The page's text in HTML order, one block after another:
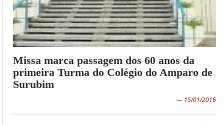
Missa marca passagem dos 60 anos da
primeira Turma do Colégio do Amparo de
Surubim
— 15/01/2016